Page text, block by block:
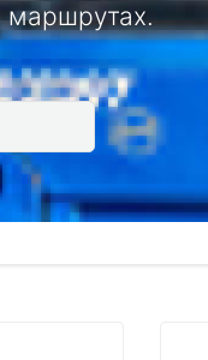
маршрутах.